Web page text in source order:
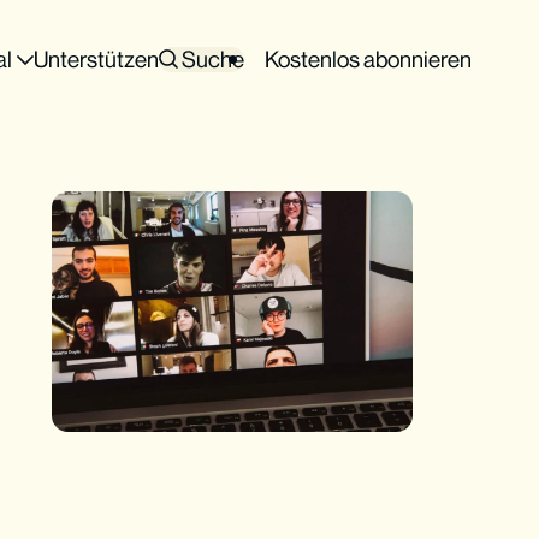
Unterstützen Suche Kostenlos abonnieren